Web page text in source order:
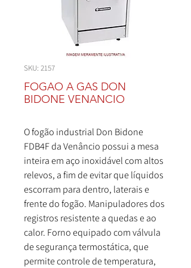
SKU: 2157
FOGAO A GAS DON
BIDONE VENANCIO
O fogão industrial Don Bidone
FDB4F da Venâncio possui a mesa
inteira em aço inoxidável com altos
relevos, a fim de evitar que líquidos
escorram para dentro, laterais e
frente do fogão. Manipuladores dos
registros resistente a quedas e ao
calor. Forno equipado com válvula
de segurança termostática, que
permite controle de temperatura,